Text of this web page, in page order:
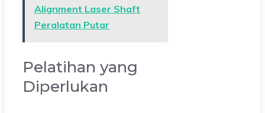
Alignment Laser Shaft
Peralatan Putar
Pelatihan yang
Diperlukan